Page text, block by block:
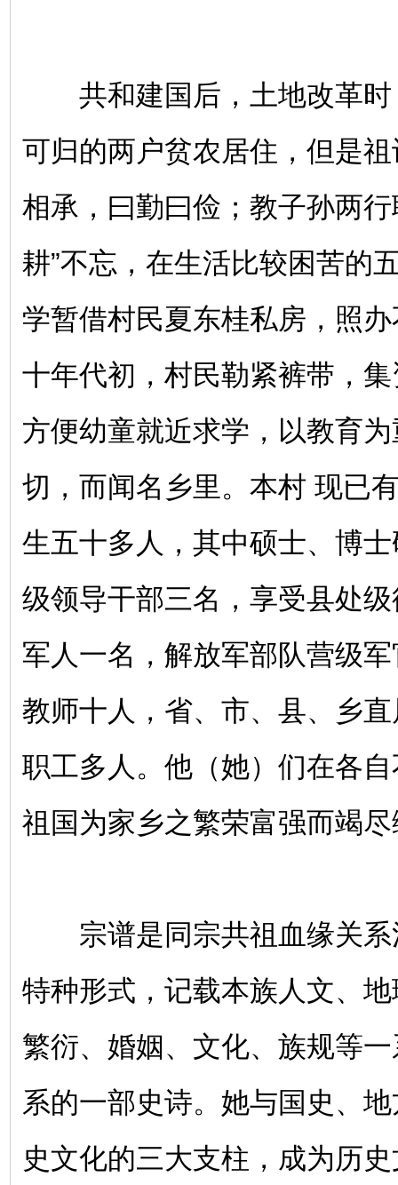
共和建国后，土地改革时
可归的两户贫农居住，但是
相承，曰勤曰俭；教子孙两
耕”不忘，在生活比较困苦的
学暂借村民夏东桂私房，照
十年代初，村民勒紧裤带，
方便幼童就近求学，以教育
切，而闻名乡里。本村 现已
生五十多人，其中硕士、博
级领导干部三名，享受县处
军人一名，解放军部队营级
教师十人，省、市、县、乡
职工多人。他（她）们在各
祖国为家乡之繁荣富强而竭
宗谱是同宗共祖血缘关系
特种形式，记载本族人文、
繁衍、婚姻、文化、族规等
系的一部史诗。她与国史、
史文化的三大支柱，成为历